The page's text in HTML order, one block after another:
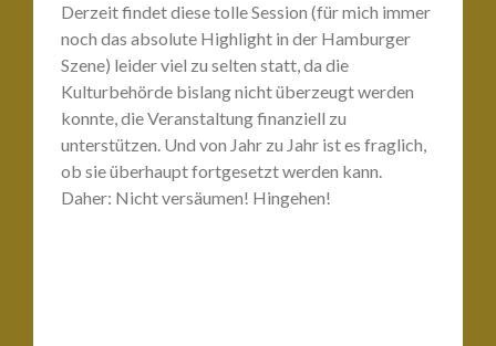
Derzeit findet diese tolle Session (für mich immer
noch das absolute Highlight in der Hamburger
Szene) leider viel zu selten statt, da die
Kulturbehörde bislang nicht überzeugt werden
konnte, die Veranstaltung finanziell zu
unterstützen. Und von Jahr zu Jahr ist es fraglich,
ob sie überhaupt fortgesetzt werden kann.
Daher: Nicht versäumen! Hingehen!